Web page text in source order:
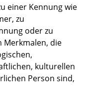
einer Kennung wie
zu
oder zu
Merkmalen, die
kulturellen
Person sind,